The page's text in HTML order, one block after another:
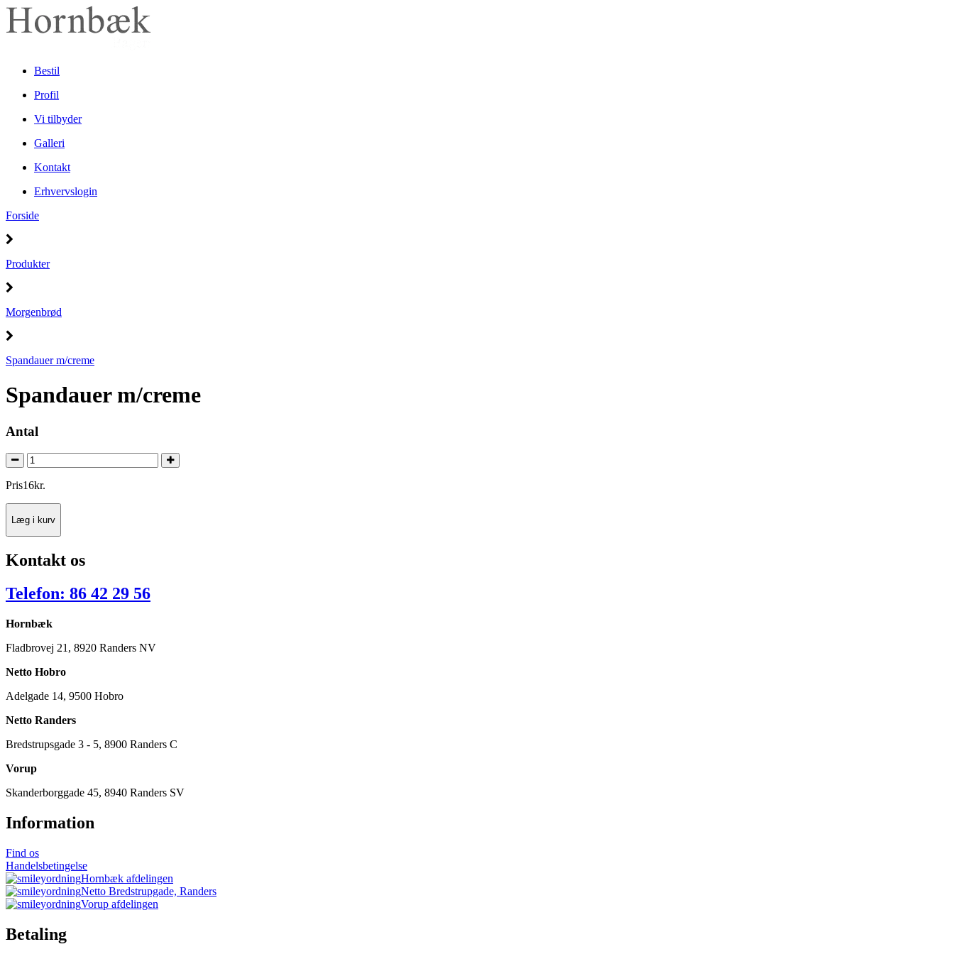
Bestil
Profil
Vi tilbyder
Galleri
Kontakt
Erhvervslogin
Forside
Produkter
Morgenbrød
Spandauer m/creme
Spandauer m/creme
Antal
Pris16kr.
Læg i kurv
Kontakt os
Telefon: 86 42 29 56
Hornbæk
Fladbrovej 21, 8920 Randers NV
Netto Hobro
Adelgade 14, 9500 Hobro
Netto Randers
Bredstrupsgade 3 - 5, 8900 Randers C
Vorup
Skanderborggade 45, 8940 Randers SV
Information
Find os
Handelsbetingelse
Hornbæk afdelingen
Netto Bredstrupgade, Randers
Vorup afdelingen
Betaling